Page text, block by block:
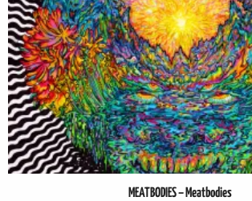
MEATBODIES – Meatbodies